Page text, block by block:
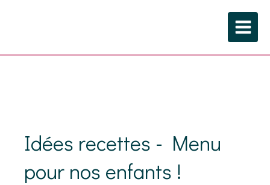
Idées recettes - Menu
pour nos enfants !